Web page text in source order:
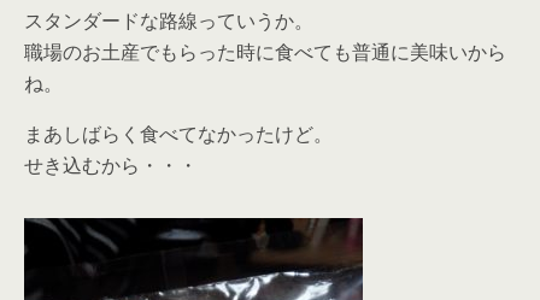
スタンダードな路線っていうか。
職場のお土産でもらった時に食べても普通に美味いから
ね。
まあしばらく食べてなかったけど。
せき込むから・・・